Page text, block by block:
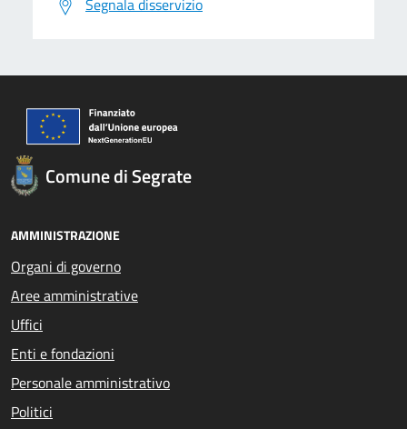
Segnala disservizio
Comune di Segrate
AMMINISTRAZIONE
Organi di governo
Aree amministrative
Uffici
Enti e fondazioni
Personale amministrativo
Politici